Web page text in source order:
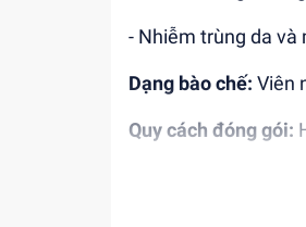
- Nhiễm trùng da và
Dạng bào chế: Viên
Quy cách đóng gói: